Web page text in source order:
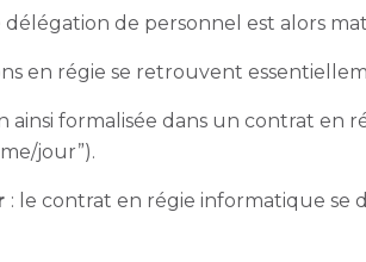
délégation de personnel est alors
en régie se retrouvent
ainsi formalisée dans un contrat
jour”).
: le contrat en régie informatique se